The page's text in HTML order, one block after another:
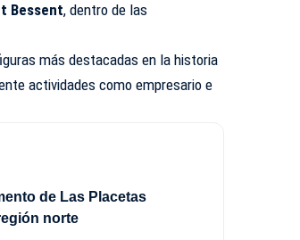
Bessent, dentro de las
más destacadas en la historia
actividades como empresario e
de Las Placetas
norte